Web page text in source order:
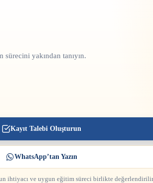
yakından tanıyın.
Kayıt Talebi Oluşturun
WhatsApp’tan Yazın
ihtiyacı ve uygun eğitim süreci birlikte